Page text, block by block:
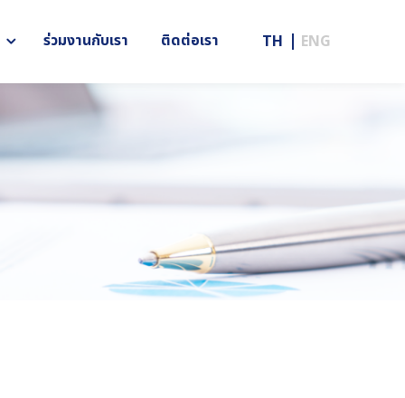
ร่วมงานกับเรา ติดต่อเรา TH ENG